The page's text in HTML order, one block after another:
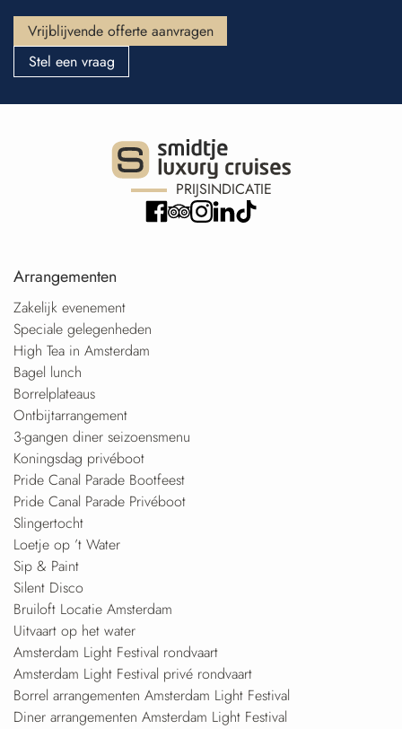
Vrijblijvende offerte aanvragen
Stel een vraag
PRIJSINDICATIE
Arrangementen
Zakelijk evenement
Speciale gelegenheden
High Tea in Amsterdam
Bagel lunch
Borrelplateaus
Ontbijtarrangement
3-gangen diner seizoensmenu
Koningsdag privéboot
Pride Canal Parade Bootfeest
Pride Canal Parade Privéboot
Slingertocht
Loetje op ’t Water
Sip & Paint
Silent Disco
Bruiloft Locatie Amsterdam
Uitvaart op het water
Amsterdam Light Festival rondvaart
Amsterdam Light Festival privé rondvaart
Borrel arrangementen Amsterdam Light Festival
Diner arrangementen Amsterdam Light Festival